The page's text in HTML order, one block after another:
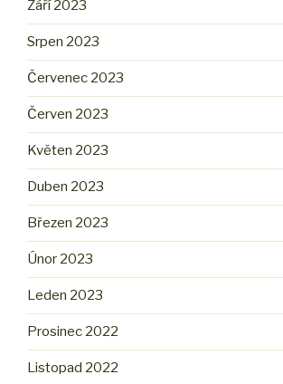
Září 2023
Srpen 2023
Červenec 2023
Červen 2023
Květen 2023
Duben 2023
Březen 2023
Únor 2023
Leden 2023
Prosinec 2022
Listopad 2022